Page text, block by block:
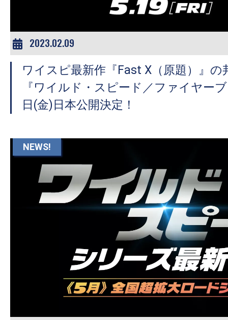
2023.02.09
ワイスピ最新作『Fast X（原題）』の
『ワイルド・スピード／ファイヤー
日(金)日本公開決定！
NEWS!